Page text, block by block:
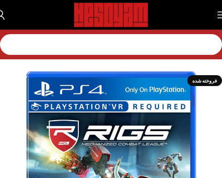
خانه بازی بازی پلی استیشن بازی پلی استیشن 4
فروخته شده